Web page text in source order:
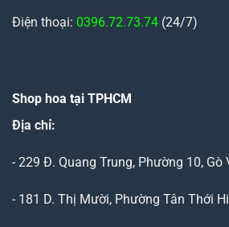
Điện thoại: 0396.72.73.74 (24/7)
Shop hoa tại TPHCM
Địa chỉ:
- 229 Đ. Quang Trung, Phường 10, Gò
- 181 D. Thị Mười, Phường Tân Thới